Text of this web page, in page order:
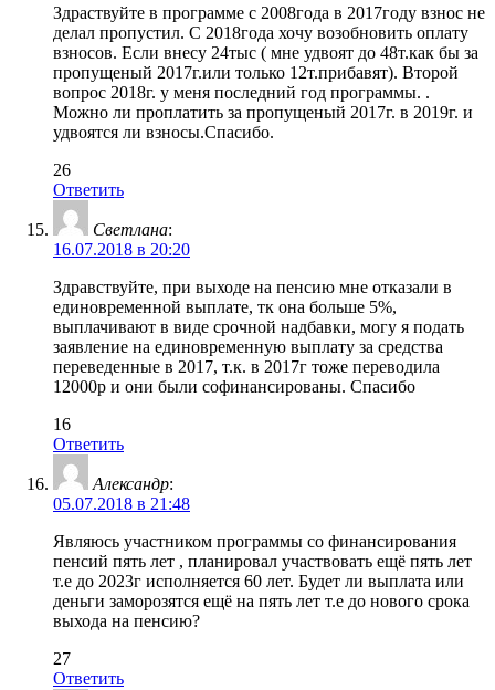
Здраствуйте в программе с 2008года в 2017году взнос не
делал пропустил. С 2018года хочу возобновить оплату
взносов. Если внесу 24тыс ( мне удвоят до 48т.как бы за
пропущеный 2017г.или только 12т.прибавят). Второй
вопрос 2018г. у меня последний год программы. .
Можно ли проплатить за пропущеный 2017г. в 2019г. и
удвоятся ли взносы.Спасибо.
26
Ответить
Светлана:
16.07.2018 в 20:20
Здравствуйте, при выходе на пенсию мне отказали в
единовременной выплате, тк она больше 5%,
выплачивают в виде срочной надбавки, могу я подать
заявление на единовременную выплату за средства
переведенные в 2017, т.к. в 2017г тоже переводила
12000р и они были софинансированы. Спасибо
16
Ответить
Александр:
05.07.2018 в 21:48
Являюсь участником программы со финансирования
пенсий пять лет , планировал участвовать ещё пять лет
т.е до 2023г исполняется 60 лет. Будет ли выплата или
деньги заморозятся ещё на пять лет т.е до нового срока
выхода на пенсию?
27
Ответить